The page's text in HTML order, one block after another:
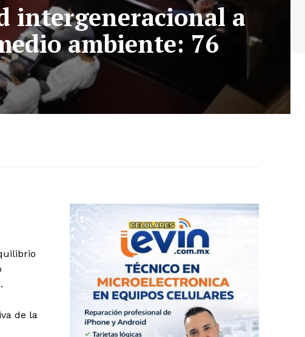
intergeneracional a
ambiente: 76
de la